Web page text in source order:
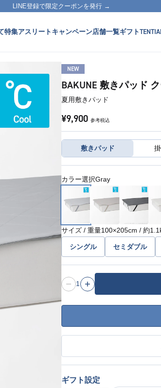
LINE登録で限定クーポンを発行 →
特集アスリートキャンペーン店舗一覧ギフト
NEW
BAKUNE 敷きパッド
夏用敷きパッド
¥9,900 参考税込
敷きパッド
カラー選択Gray
サイズ / 重量100×205cm / 約
シングル セミダブル
1
ギフト設定